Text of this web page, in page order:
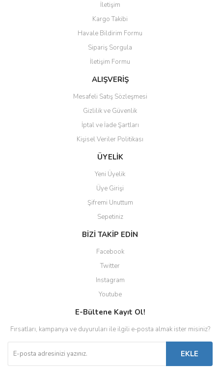
Ürün fiyatı diğer sitelerden daha pahalı.
Bu ürüne benzer farklı alternatifler olmalı.
İletişim
Kargo Takibi
Havale Bildirim Formu
Sipariş Sorgula
İletişim Formu
ALIŞVERİŞ
Mesafeli Satış Sözleşmesi
Gizlilik ve Güvenlik
İptal ve İade Şartları
Kişisel Veriler Politikası
ÜYELİK
Yeni Üyelik
Üye Girişi
Şifremi Unuttum
Sepetiniz
BİZİ TAKİP EDİN
Facebook
Twitter
Instagram
Youtube
E-Bültene Kayıt Ol!
Fırsatları, kampanya ve duyuruları ile ilgili e-posta almak ister misiniz?
EKLE